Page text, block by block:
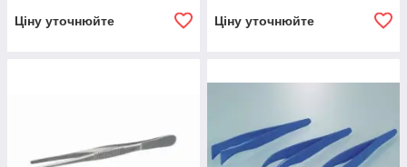
Ціну уточнюйте Ціну уточнюйте